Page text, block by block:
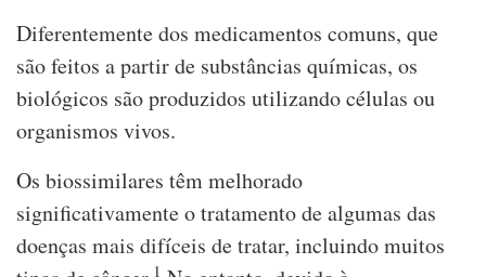
Diferentemente dos medicamentos comuns, que
são feitos a partir de substâncias químicas, os
biológicos são produzidos utilizando células ou
organismos vivos.
Os biossimilares têm melhorado
significativamente o tratamento de algumas das
doenças mais difíceis de tratar, incluindo muitos
1